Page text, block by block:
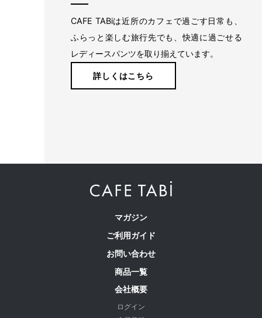
わたしの店舗がある福山市のある備後地域は、江戸時代から
藍染による絣織物を特産。裁断、縫製、仕上げ等の工場が数
多くあります。私たちはこの地で1983年の創業以来、年間
540,000本のレディースパンツを生産しています。
CAFE TABiは近所のカフェで過ごす日常も、
ふらっと楽しむ旅行先でも、快適に過ごせる
レディースパンツを取り揃えています。
詳しくはこちら
マガジン
ご利用ガイド
お問い合わせ
商品一覧
会社概要
ログイン